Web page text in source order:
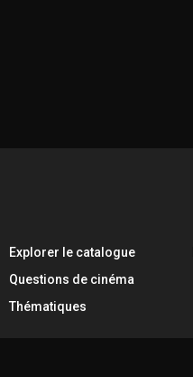
Explorer le catalogue
Questions de cinéma
Thématiques